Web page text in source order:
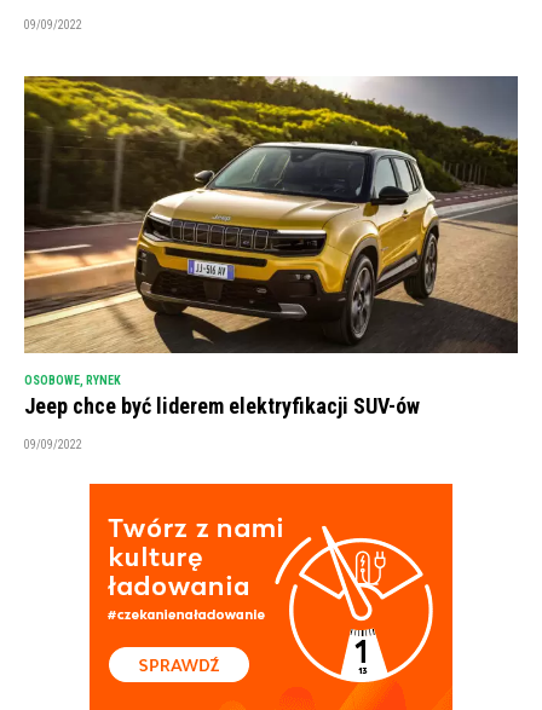
09/09/2022
OSOBOWE RYNEK
Jeep chce być liderem elektryfikacji SUV-ów
09/09/2022